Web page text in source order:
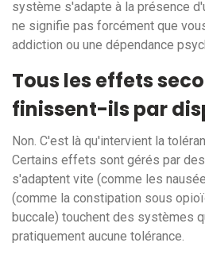
système s'adapte à la présence
ne signifie pas forcément que
addiction ou une dépendance
Tous les effets
finissent-ils par
Non. C'est là qu'intervient la
Certains effets sont gérés par
s'adaptent vite (comme les
(comme la constipation sous
buccale) touchent des systèmes
pratiquement aucune tolérance.